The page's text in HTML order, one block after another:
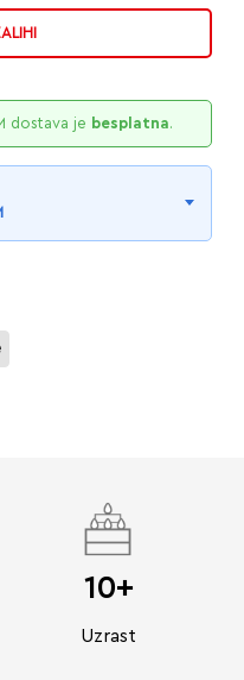
dostava je besplatna.
10+
Uzrast